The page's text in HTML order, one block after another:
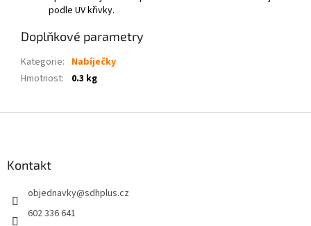
podle UV křivky.
Doplňkové parametry
Kategorie: Nabíječky
Hmotnost: 0.3 kg
Kontakt
objednavky@sdhplus.cz
602 336 641